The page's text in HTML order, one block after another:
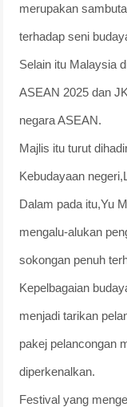
merupakan
terhadap seni
Selain itu Malaysia
ASEAN 2025 dan
negara ASEAN.
Majlis itu turut
Kebudayaan
Dalam pada itu,Yu
mengalu-alukan
sokongan penuh
Kepelbagaian
menjadi tarikan
pakej pelancongan
diperkenalkan.
Festival yang